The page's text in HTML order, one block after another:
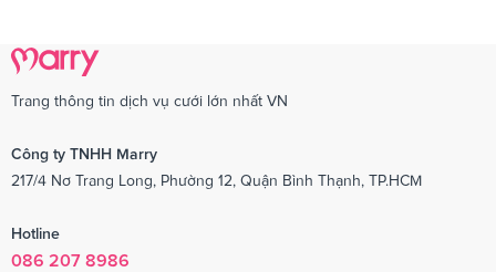
Trang thông tin dịch vụ cưới lớn nhất VN
Công ty TNHH Marry
217/4 Nơ Trang Long, Phường 12, Quận Bình Thạnh, TP.HCM
Hotline
086 207 8986